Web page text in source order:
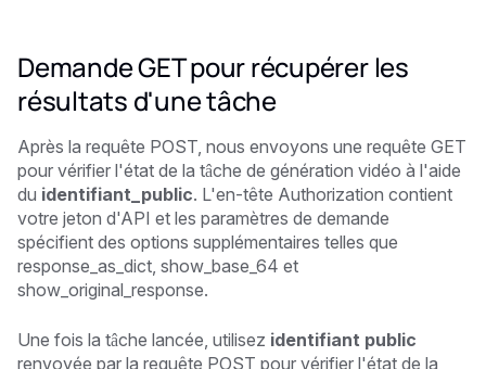
Demande GET pour récupérer les
résultats d'une tâche
Après la requête POST, nous envoyons une requête GET
pour vérifier l'état de la tâche de génération vidéo à l'aide
du identifiant_public. L'en-tête Authorization contient
votre jeton d'API et les paramètres de demande
spécifient des options supplémentaires telles que
response_as_dict, show_base_64 et
show_original_response.
Une fois la tâche lancée, utilisez identifiant public
renvoyée par la requête POST pour vérifier l'état de la